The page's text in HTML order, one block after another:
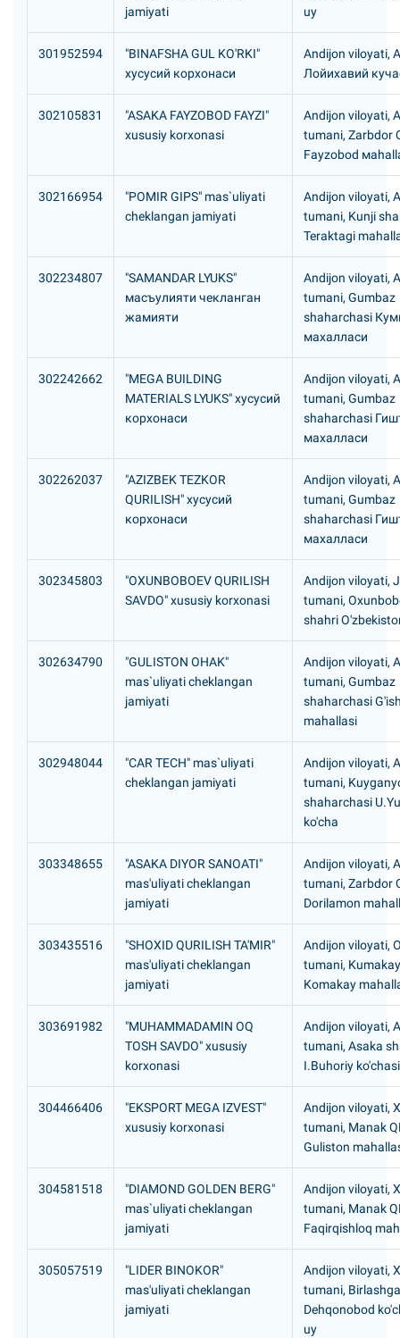
jamiyati
uy
301952594
"BINAFSHA GUL KO'RKI"
хусусий корхонаси
Andijon viloyati,
Лойихавий
302105831
"ASAKA FAYZOBOD FAYZI"
xususiy korxonasi
Andijon viloyati,
tumani, Zarbdor
Fаyzоbоd
302166954
"POMIR GIPS" mas`uliyati
cheklangan jamiyati
Andijon viloyati,
tumani, Kunji
Teraktagi
302234807
"SAMANDAR LYUKS"
масъулияти чекланган
жамияти
Andijon viloyati,
tumani, Gumbaz
shaharchasi
махалласи
302242662
"MEGA BUILDING
MATERIALS LYUKS" хусусий
корхонаси
Andijon viloyati,
tumani, Gumbaz
shaharchasi
302262037
"AZIZBEK TEZKOR
QURILISH" хусусий
корхонаси
Andijon viloyati,
tumani, Gumbaz
shaharchasi
махалласи
302345803
"OXUNBOBOEV QURILISH
SAVDO" xususiy korxonasi
Andijon viloyati,
tumani,
shahri
302634790
"GULISTON OHAK"
mas`uliyati cheklangan
jamiyati
Andijon viloyati,
tumani, Gumbaz
shaharchasi
mahallasi
302948044
"CAR TECH" mas`uliyati
cheklangan jamiyati
Andijon viloyati,
tumani,
shaharchasi
ko'cha
303348655
"ASAKA DIYOR SANOATI"
mas'uliyati cheklangan
jamiyati
Andijon viloyati,
tumani, Zarbdor
Dorilamon
303435516
"SHOXID QURILISH TA'MIR"
mas'uliyati cheklangan
jamiyati
Andijon viloyati,
tumani,
Komakay
303691982
"MUHAMMADAMIN OQ
TOSH SAVDO" xususiy
korxonasi
Andijon viloyati,
tumani, Asaka
I.Buhoriy
304466406
"EKSPORT MEGA IZVEST"
xususiy korxonasi
Andijon viloyati,
tumani, Manak
Guliston
304581518
"DIAMOND GOLDEN BERG"
mas`uliyati cheklangan
jamiyati
Andijon viloyati,
tumani, Manak
Faqirqishloq
305057519
"LIDER BINOKOR"
mas'uliyati cheklangan
jamiyati
Andijon viloyati,
tumani,
Dehqonobod
uy